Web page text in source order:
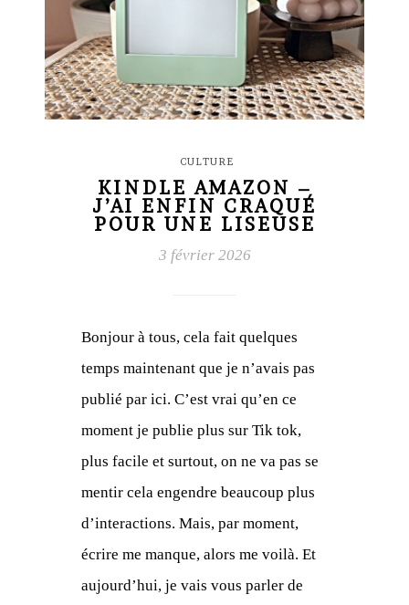
CULTURE
KINDLE AMAZON –
J’AI ENFIN CRAQUÉ
POUR UNE LISEUSE
3 février 2026
Bonjour à tous, cela fait quelques
temps maintenant que je n’avais pas
publié par ici. C’est vrai qu’en ce
moment je publie plus sur Tik tok,
plus facile et surtout, on ne va pas se
mentir cela engendre beaucoup plus
d’interactions. Mais, par moment,
écrire me manque, alors me voilà. Et
aujourd’hui, je vais vous parler de